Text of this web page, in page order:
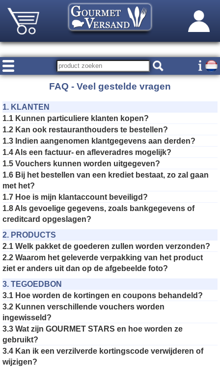
FAQ - Veel gestelde vragen
1. KLANTEN
1.1 Kunnen particuliere klanten kopen?
1.2 Kan ook restauranthouders te bestellen?
1.3 Indien aangenomen klantgegevens aan derden?
1.4 Als een factuur- en afleveradres mogelijk?
1.5 Vouchers kunnen worden uitgegeven?
1.6 Bij het bestellen van een krediet bestaat, zo zal gaan
met het?
1.7 Hoe is mijn klantaccount beveiligd?
1.8 Als gevoelige gegevens, zoals bankgegevens of
creditcard opgeslagen?
2. PRODUCTS
2.1 Welk pakket de goederen zullen worden verzonden?
2.2 Waarom het geleverde verpakking van het product
ziet er anders uit dan op de afgebeelde foto?
3. TEGOEDBON
3.1 Hoe worden de kortingen en coupons behandeld?
3.2 Kunnen verschillende vouchers worden
ingewisseld?
3.3 Wat zijn GOURMET STARS en hoe worden ze
gebruikt?
3.4 Kan ik een verzilverde kortingscode verwijderen of
wijzigen?